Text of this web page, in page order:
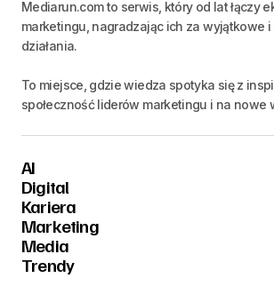
Mediarun.com to serwis, który od lat łączy
marketingu, nagradzając ich za wyjątkowe
działania.
To miejsce, gdzie wiedza spotyka się z
społeczność liderów marketingu i na nowe
AI
Digital
Kariera
Marketing
Media
Trendy